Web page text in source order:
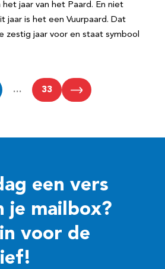
jaar van het Paard. En niet
jaar is het een Vuurpaard. Dat
zestig jaar voor en staat symbool
… 33
een vers
je mailbox?
voor de